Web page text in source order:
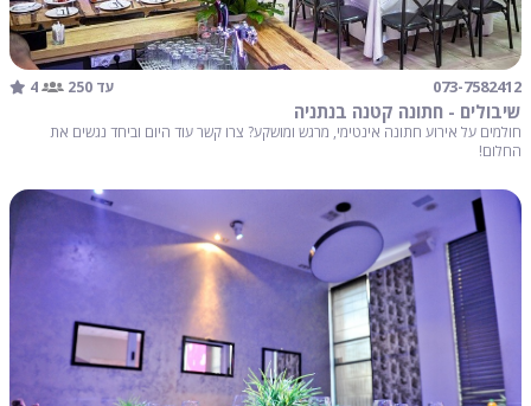
073-7582412 עד 250 4
שיבולים - חתונה קטנה בנתניה
חולמים על אירוע חתונה אינטימי, מרגש ומושקע? צרו קשר עוד היום וביחד נגשים את
החלום!